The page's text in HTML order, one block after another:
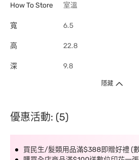
How To Store 室溫
寬 6.5
高 22.8
深 9.8
隱藏
優惠活動: (5)
買民生/髮類用品滿$388即贈好禮 (